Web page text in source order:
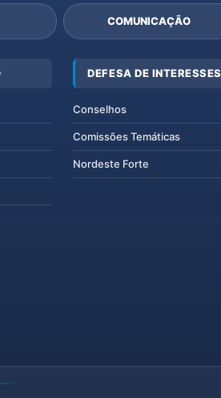
COMUNICAÇÃO
DEFESA DE INTERESSES
Conselhos
Comissões Temáticas
Nordeste Forte